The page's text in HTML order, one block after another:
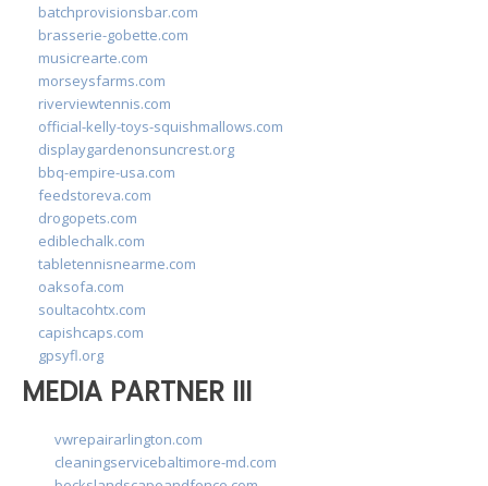
batchprovisionsbar.com
brasserie-gobette.com
musicrearte.com
morseysfarms.com
riverviewtennis.com
official-kelly-toys-squishmallows.com
displaygardenonsuncrest.org
bbq-empire-usa.com
feedstoreva.com
drogopets.com
ediblechalk.com
tabletennisnearme.com
oaksofa.com
soultacohtx.com
capishcaps.com
gpsyfl.org
MEDIA PARTNER III
vwrepairarlington.com
cleaningservicebaltimore-md.com